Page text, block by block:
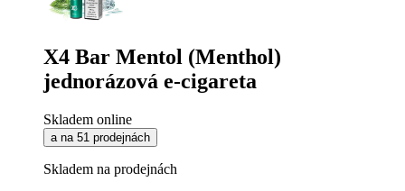
X4 Bar Mentol (Menthol)
jednorázová e-cigareta
Skladem online
a na 51 prodejnách
Skladem na prodejnách